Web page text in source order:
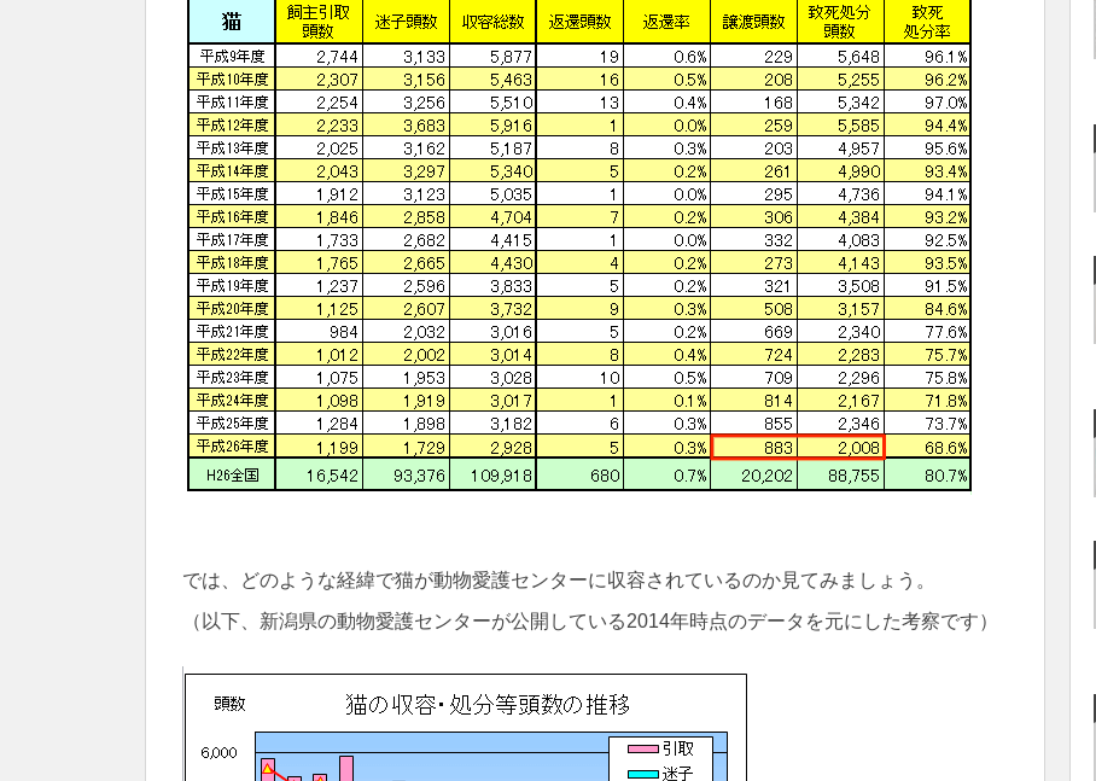
では、どのような経緯で猫が動物愛護センターに収容されているのか見てみましょう。
（以下、新潟県の動物愛護センターが公開している2014年時点のデータを元にした考察です）